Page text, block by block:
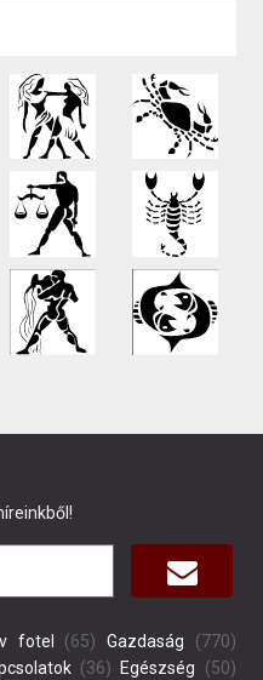
fotel (65) Gazdaság (770)
(36) Egészség (50)